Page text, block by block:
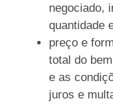
negociado,
quantidade
preço e
total do
e as
juros e